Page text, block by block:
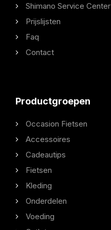
Shimano Service Center
Prijslijsten
Faq
Contact
Productgroepen
Occasion Fietsen
Accessoires
Cadeautips
Fietsen
Kleding
Onderdelen
Voeding